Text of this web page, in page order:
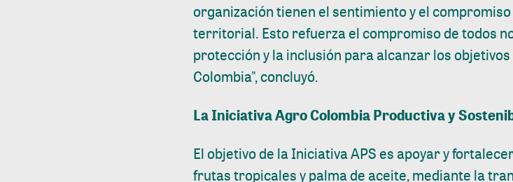
organización tienen el sentimiento y el
territorial. Esto refuerza el compromiso de todos
protección y la inclusión para alcanzar los
Colombia", concluyó.
La Iniciativa Agro Colombia Productiva y
El objetivo de la Iniciativa APS es apoyar y
frutas tropicales y palma de aceite, mediante la